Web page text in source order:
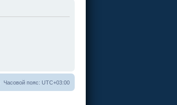
Часовой пояс: UTC+03:00